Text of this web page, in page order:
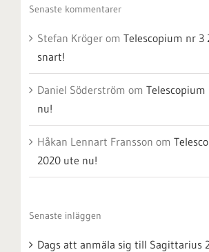
Senaste kommentarer
Stefan Kröger om Telescopium nr 3
snart!
Daniel Söderström om
nu!
Håkan Lennart Fransson om
2020 ute nu!
Senaste inläggen
Dags att anmäla sig till Sagittarius